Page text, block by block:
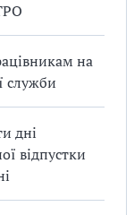
на
служби
дні
відпустки